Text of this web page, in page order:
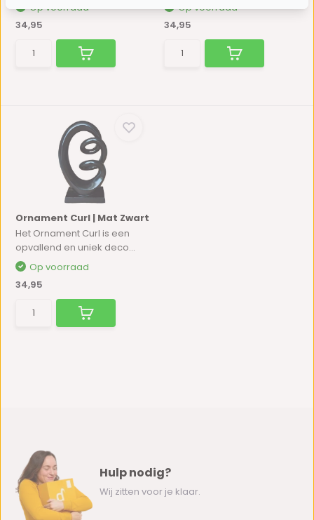
Op voorraad
34,95
Op voorraad
34,95
Ornament Curl | Mat Zwart
Het Ornament Curl is een
opvallend en uniek deco...
Op voorraad
34,95
Hulp nodig?
Wij zitten voor je klaar.